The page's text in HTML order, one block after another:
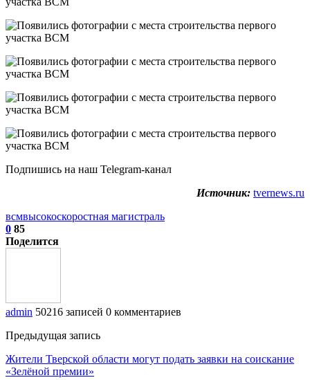
Подпишись на наш Telegram-канал
Источник: tvernews.ru
всмвысокоскоростная магистраль
0 85
Поделится
admin 50216 записей 0 комментариев
Предыдущая запись
Жители Тверской области могут подать заявки на соискание
«Зелёной премии»